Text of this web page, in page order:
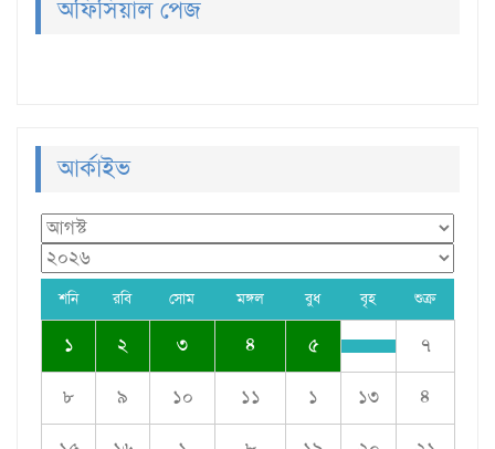
অফিসিয়াল পেজ
আর্কাইভ
শনি রবি সোম মঙ্গল বুধ বৃহ শুক্র
১ ২ ৩ ৪ ৫ ৭
৮ ৯ ১০ ১১ ১ ১৩ ৪